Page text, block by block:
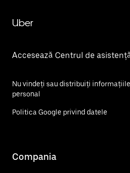
Uber
Accesează Centrul de
Nu vindeți sau distribuiți
personal
Politica Google privind datele
Compania